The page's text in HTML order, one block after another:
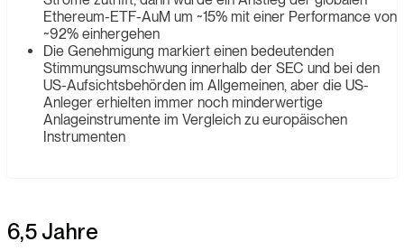
Ethereum-ETF-AuM um ~15% mit einer Performance von
~92% einhergehen
Die Genehmigung markiert einen bedeutenden
Stimmungsumschwung innerhalb der SEC und bei den
US-Aufsichtsbehörden im Allgemeinen, aber die US-
Anleger erhielten immer noch minderwertige
Anlageinstrumente im Vergleich zu europäischen
Instrumenten
6,5 Jahre